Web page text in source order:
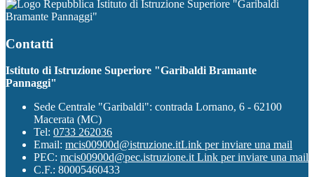
Istituto di Istruzione Superiore "Garibaldi
Bramante Pannaggi"
Contatti
Istituto di Istruzione Superiore "Garibaldi Bramante
Pannaggi"
Sede Centrale "Garibaldi": contrada Lornano, 6 - 62100
Macerata (MC)
Tel: 0733 262036
Email: mcis00900d@istruzione.itLink per inviare una mail
PEC: mcis00900d@pec.istruzione.it Link per inviare una mail
C.F.: 80005460433